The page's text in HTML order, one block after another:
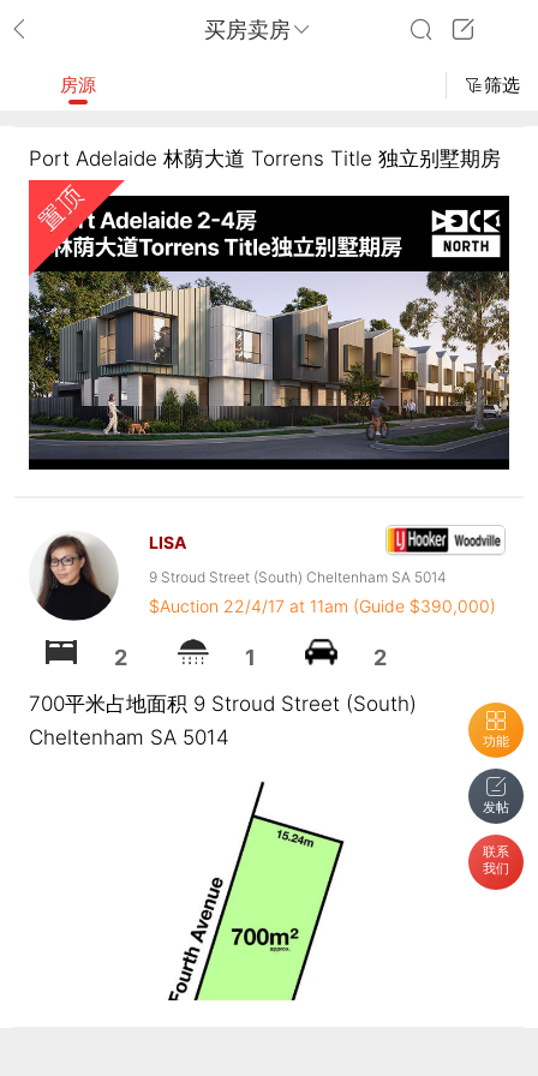
买房卖房
功能
发帖
联系
我们
房源 筛选
Port Adelaide 林荫大道 Torrens Title 独立别墅期房
LISA
9 Stroud Street (South) Cheltenham SA 5014
$Auction 22/4/17 at 11am (Guide $390,000)
2 1 2
700平米占地面积 9 Stroud Street (South)
Cheltenham SA 5014